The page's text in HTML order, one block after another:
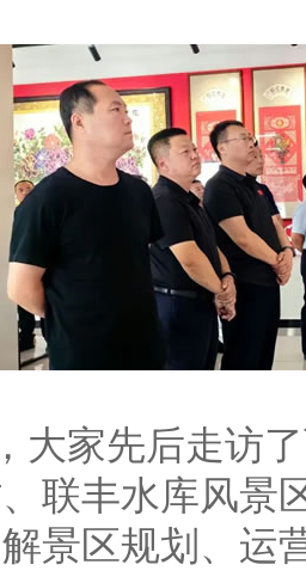
家先后走访了
联丰水库风景
景区规划、运